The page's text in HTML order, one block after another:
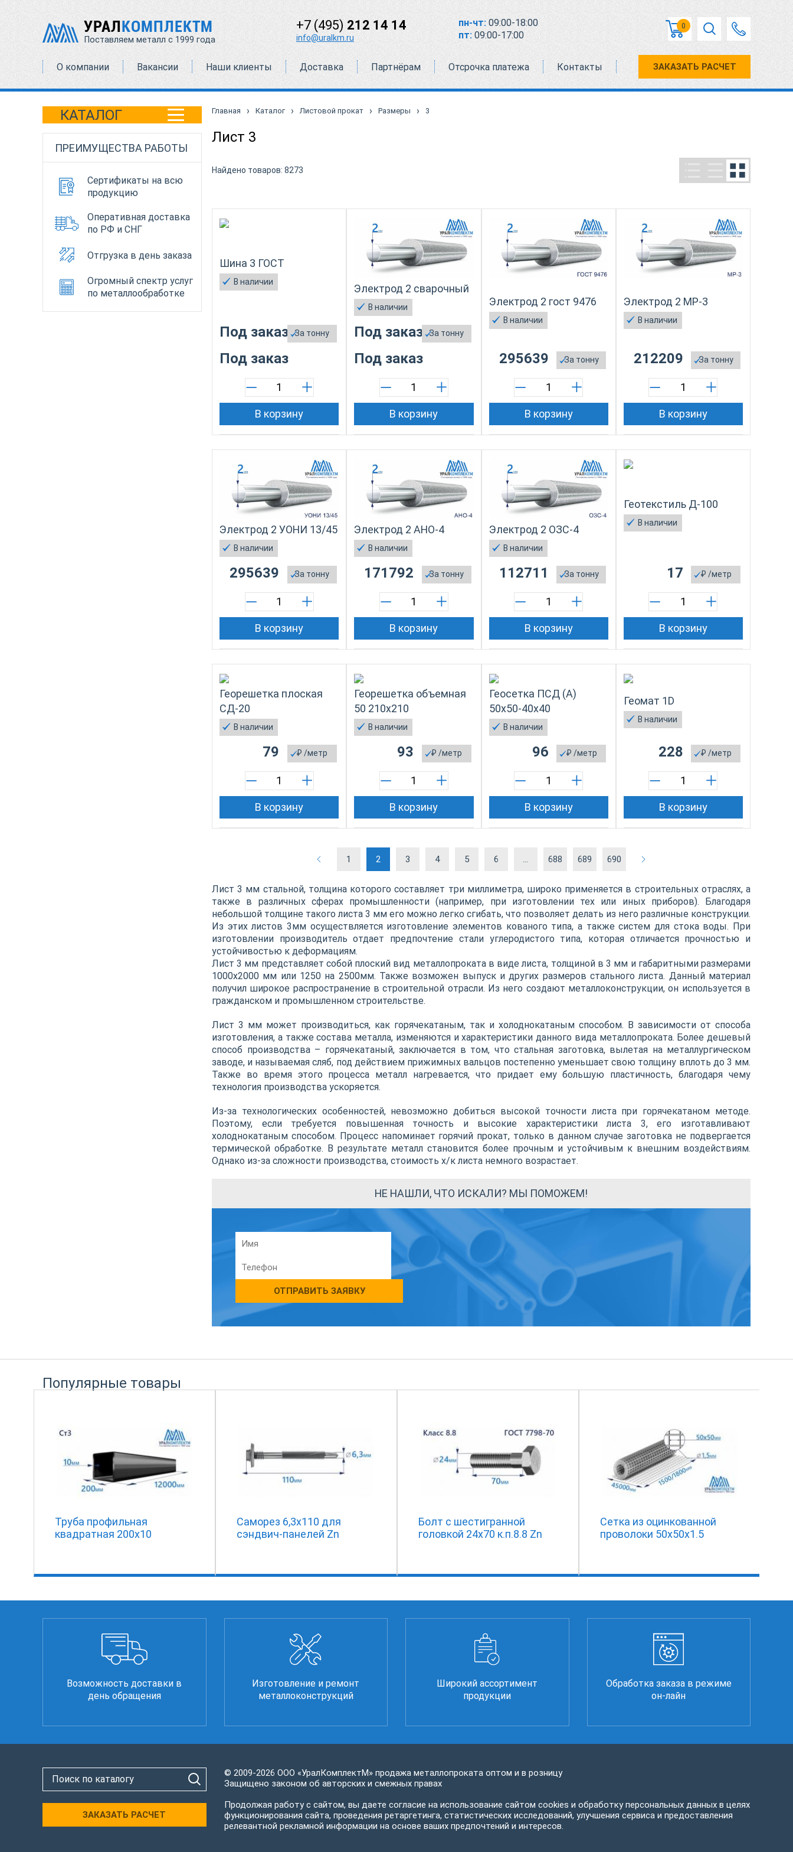
УРАЛКОМПЛЕКТМ
Поставляем металл с 1999 года
+7 (495) 212 14 14
info@uralkm.ru
пн-чт: 09:00-18:00
пт: 09:00-17:00
0
О компании Вакансии Наши клиенты Доставка Партнёрам Отсрочка платежа Контакты ЗАКАЗАТЬ РАСЧЕТ
КАТАЛОГ
ПРЕИМУЩЕСТВА РАБОТЫ
Сертификаты на всю
продукцию
Оперативная доставка
по РФ и СНГ
Отгрузка в день заказа
Огромный спектр услуг
по металлообработке
Главная › Каталог › Листовой прокат › Размеры › 3
Лист 3
Найдено товаров: 8273
Шина 3 ГОСТ
В наличии
За тонну
Под заказ
Под заказ
В корзину
Электрод 2 сварочный
В наличии
За тонну
Под заказ
Под заказ
В корзину
Электрод 2 гост 9476
В наличии
За тонну
295639
В корзину
Электрод 2 МР-3
В наличии
За тонну
212209
В корзину
Электрод 2 УОНИ 13/45
В наличии
За тонну
295639
В корзину
Электрод 2 АНО-4
В наличии
За тонну
171792
В корзину
Электрод 2 ОЗС-4
В наличии
За тонну
112711
В корзину
Геотекстиль Д-100
В наличии
₽ /метр
17
В корзину
Георешетка плоская
СД-20
В наличии
₽ /метр
79
В корзину
Георешетка объемная
50 210х210
В наличии
₽ /метр
93
В корзину
Геосетка ПСД (А)
50x50-40x40
В наличии
₽ /метр
96
В корзину
Геомат 1D
В наличии
₽ /метр
228
В корзину
1 2 3 4 5 6 ... 688 689 690
Лист 3 мм стальной, толщина которого составляет три миллиметра, широко применяется в строительных отраслях, а
также в различных сферах промышленности (например, при изготовлении тех или иных приборов). Благодаря
небольшой толщине такого листа 3 мм его можно легко сгибать, что позволяет делать из него различные конструкции.
Из этих листов 3мм осуществляется изготовление элементов кованого типа, а также систем для стока воды. При
изготовлении производитель отдает предпочтение стали углеродистого типа, которая отличается прочностью и
устойчивостью к деформациям.
Лист 3 мм представляет собой плоский вид металлопроката в виде листа, толщиной в 3 мм и габаритными размерами
1000х2000 мм или 1250 на 2500мм. Также возможен выпуск и других размеров стального листа. Данный материал
получил широкое распространение в строительной отрасли. Из него создают металлоконструкции, он используется в
гражданском и промышленном строительстве.
Лист 3 мм может производиться, как горячекатаным, так и холоднокатаным способом. В зависимости от способа
изготовления, а также состава металла, изменяются и характеристики данного вида металлопроката. Более дешевый
способ производства – горячекатаный, заключается в том, что стальная заготовка, вылетая на металлургическом
заводе, и называемая сляб, под действием прижимных вальцов постепенно уменьшает свою толщину вплоть до 3 мм.
Также во время этого процесса металл нагревается, что придает ему большую пластичность, благодаря чему
технология производства ускоряется.
Из-за технологических особенностей, невозможно добиться высокой точности листа при горячекатаном методе.
Поэтому, если требуется повышенная точность и высокие характеристики листа 3, его изготавливают
холоднокатаным способом. Процесс напоминает горячий прокат, только в данном случае заготовка не подвергается
термической обработке. В результате металл становится более прочным и устойчивым к внешним воздействиям.
Однако из-за сложности производства, стоимость х/к листа немного возрастает.
НЕ НАШЛИ, ЧТО ИСКАЛИ? МЫ ПОМОЖЕМ!
ОТПРАВИТЬ ЗАЯВКУ
Популярные товары
Труба профильная
квадратная 200х10
Саморез 6,3х110 для
сэндвич-панелей Zn
Болт с шестигранной
головкой 24х70 к.п.8.8 Zn
Сетка из оцинкованной
проволоки 50х50х1.5
Возможность доставки в
день обращения
Изготовление и ремонт
металлоконструкций
Широкий ассортимент
продукции
Обработка заказа в режиме
он-лайн
ЗАКАЗАТЬ РАСЧЕТ
© 2009-2026 ООО «УралКомплектМ» продажа металлопроката оптом и в розницу
Защищено законом об авторских и смежных правах
Продолжая работу с сайтом, вы даете согласие на использование сайтом cookies и обработку персональных данных в целях
функционирования сайта, проведения ретаргетинга, статистических исследований, улучшения сервиса и предоставления
релевантной рекламной информации на основе ваших предпочтений и интересов.